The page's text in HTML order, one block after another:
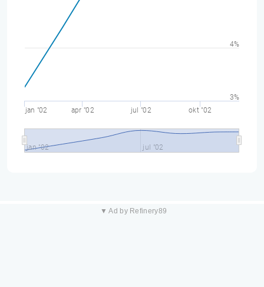
jan "02 apr "02 jul "02 okt "02
jan "02 jul "02
3%
4%
▼ Ad by Refinery89